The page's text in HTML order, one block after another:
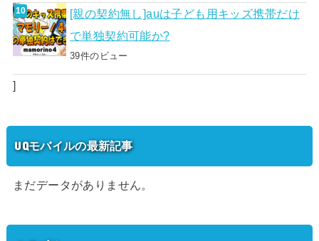
[親の契約無し]auは子ども用キッズ携帯だけ
で単独契約可能か?
39件のビュー
]
UQモバイルの最新記事
まだデータがありません。